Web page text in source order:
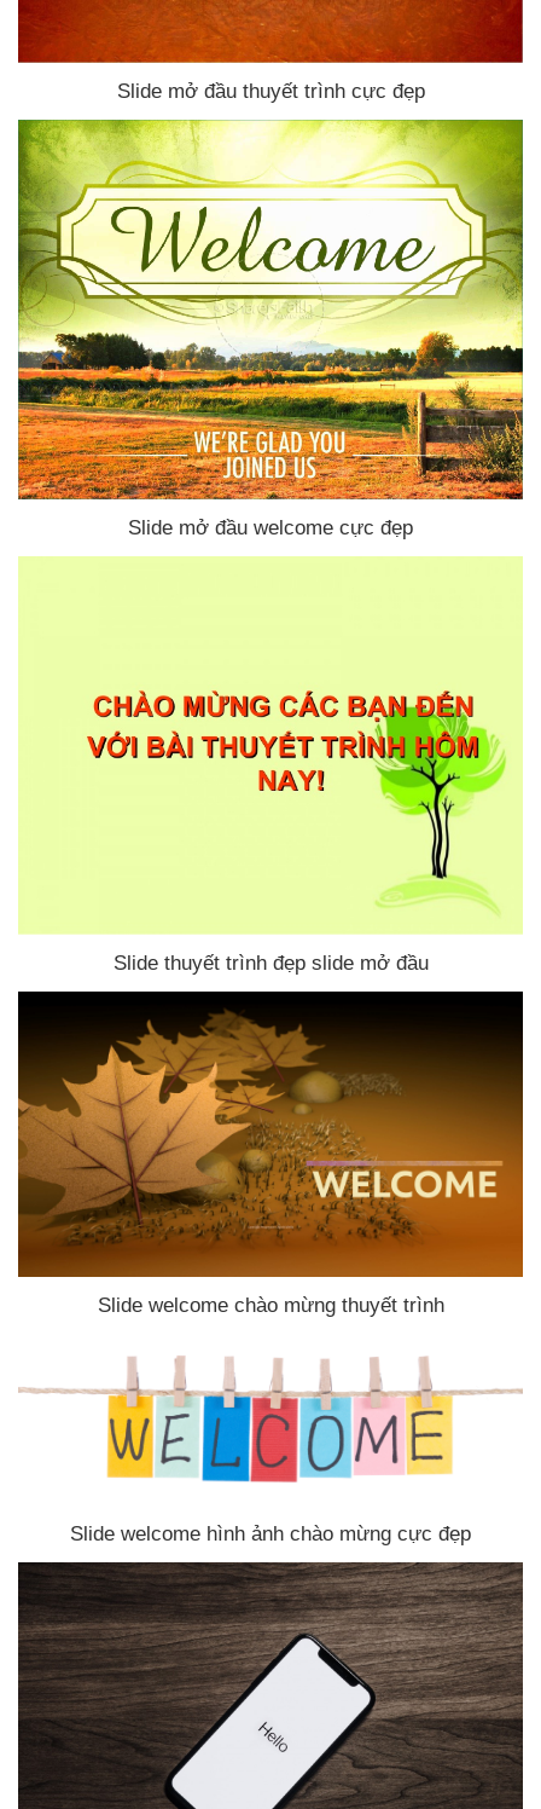
Slide mở đầu thuyết trình cực đẹp
Slide mở đầu welcome cực đẹp
Slide thuyết trình đẹp slide mở đầu
Slide welcome chào mừng thuyết trình
Slide welcome hình ảnh chào mừng cực đẹp